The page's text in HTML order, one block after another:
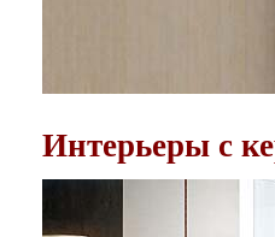
Интерьеры с